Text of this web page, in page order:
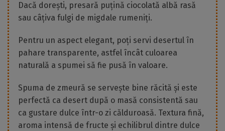
Dacă dorești, presară puțină ciocolată albă rasă
sau câțiva fulgi de migdale rumeniți.
Pentru un aspect elegant, poți servi desertul în
pahare transparente, astfel încât culoarea
naturală a spumei să fie pusă în valoare.
Spuma de zmeură se servește bine răcită și este
perfectă ca desert după o masă consistentă sau
ca gustare dulce într-o zi călduroasă. Textura fină,
aroma intensă de fructe și echilibrul dintre dulce